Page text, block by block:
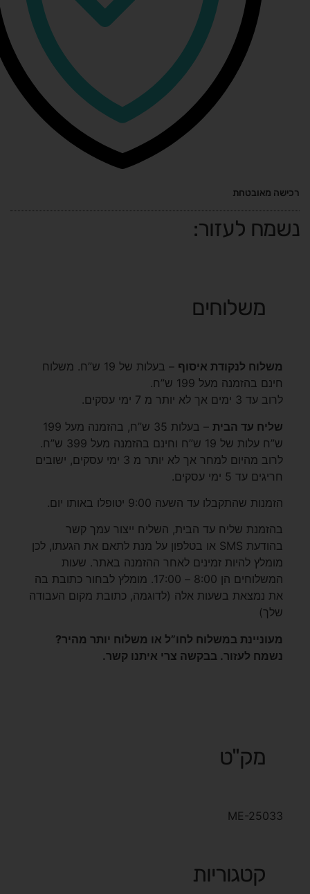
רכישה מאובטחת
נשמח לעזור:
משלוחים
משלוח לנקודת איסוף
– בעלות של 19 ש”ח. משלוח
חינם בהזמנה מעל 199 ש”ח.
לרוב עד 3 ימים אך לא יותר מ 7 ימי עסקים.
שליח עד הבית
– בעלות 35 ש”ח, בהזמנה מעל 199
ש”ח עלות של 19 ש”ח וחינם בהזמנה מעל 399 ש”ח.
לרוב מהיום למחר אך לא יותר מ 3 ימי עסקים, ישובים
חריגים עד 5 ימי עסקים.
הזמנות שהתקבלו עד השעה 9:00 יטופלו באותו יום.
בהזמנת שליח עד הבית, השליח ייצור עמך קשר
בהודעת SMS או בטלפון על מנת לתאם את הגעתו, לכן
מומלץ להיות זמינים לאחר ההזמנה באתר. שעות
המשלוחים הן 8:00 – 17:00. מומלץ לבחור כתובת בה
את נמצאת בשעות אלה (לדוגמה, כתובת מקום העבודה
שלך)
מעוניינת במשלוח לחו”ל או משלוח יותר מהיר?
נשמח לעזור. בבקשה צרי איתנו קשר.
מק"ט
ME-25033
קטגוריות